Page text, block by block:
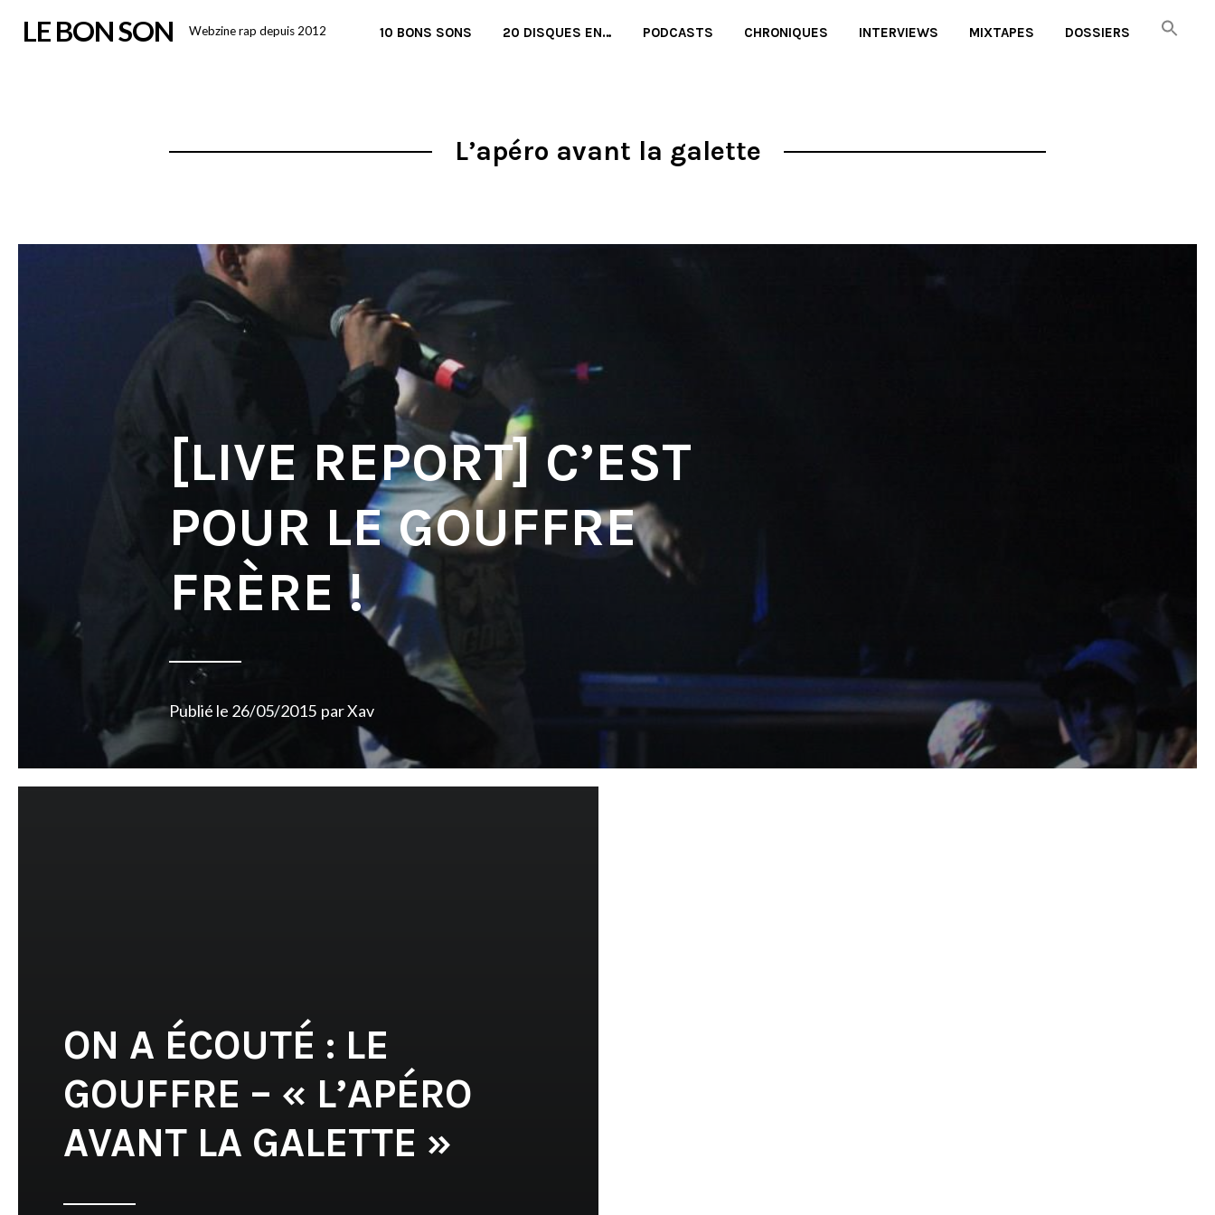
LE BON SON Webzine rap depuis 2012 10 BONS SONS 20 DISQUES EN… PODCASTS CHRONIQUES INTERVIEWS MIXTAPES DOSSIERS
L’apéro avant la galette
[LIVE REPORT] C’EST
POUR LE GOUFFRE
FRÈRE !
Publié le 26/05/2015 parXav
ON A ÉCOUTÉ : LE
GOUFFRE – « L’APÉRO
AVANT LA GALETTE »